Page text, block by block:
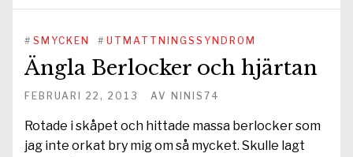
# SMYCKEN # UTMATTNINGSSYNDROM
Ängla Berlocker och hjärtan
FEBRUARI 22, 2013 AV NINIS74
Rotade i skåpet och hittade massa berlocker som
jag inte orkat bry mig om så mycket. Skulle lagt